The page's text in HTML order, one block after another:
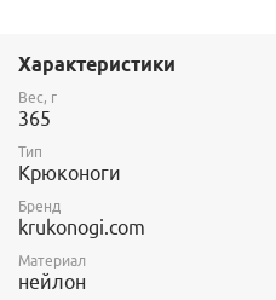
Характеристики
Вес, г
365
Тип
Крюконоги
Бренд
krukonogi.com
Материал
нейлон